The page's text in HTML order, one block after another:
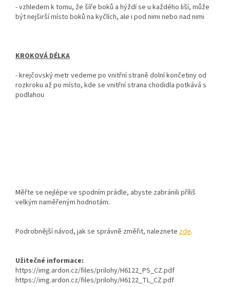
- vzhledem k tomu, že šíře boků a hýždí se u každého liší, může
být nejširší místo boků na kyčlích, ale i pod nimi nebo nad nimi
KROKOVÁ DÉLKA
-krejčovský metr vedeme po vnitřní straně dolní končetiny od
rozkroku až po místo, kde se vnitřní strana chodidla potkává s
podlahou
Měřte se nejlépe ve spodním prádle, abyste zabránili příliš
velkým naměřeným hodnotám.
Podrobnější návod, jak se správně změřit, naleznete zde.
Užitečné informace:
https://img.ardon.cz/files/prilohy/H6122_PS_CZ.pdf
https://img.ardon.cz/files/prilohy/H6122_TL_CZ.pdf